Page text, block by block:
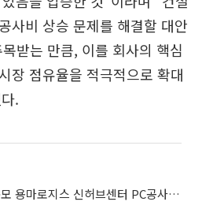
사비 상승 문제를 해결할 대안
받는 만큼, 이를 회사의 핵심
장 점유율을 적극적으로 확대
.
자연과환경, 41.3억 규모 용마로지스 신허브센터 PC공사 수주